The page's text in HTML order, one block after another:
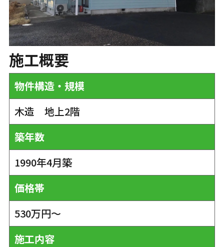
施工概要
物件構造・規模
木造 地上2階
築年数
1990年4月築
価格帯
530万円～
施工内容